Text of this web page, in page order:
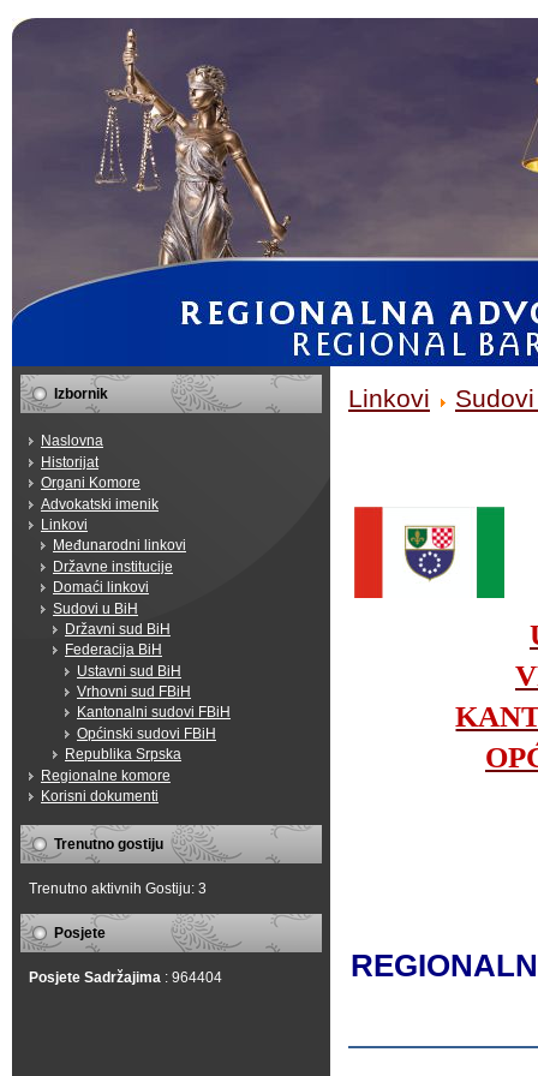
Izbornik
Naslovna
Historijat
Organi Komore
Advokatski imenik
Linkovi
Međunarodni linkovi
Državne institucije
Domaći linkovi
Sudovi u BiH
Državni sud BiH
Federacija BiH
Ustavni sud BiH
Vrhovni sud FBiH
Kantonalni sudovi FBiH
Općinski sudovi FBiH
Republika Srpska
Regionalne komore
Korisni dokumenti
Trenutno gostiju
Trenutno aktivnih Gostiju: 3
Posjete
Posjete Sadržajima : 964404
Linkovi